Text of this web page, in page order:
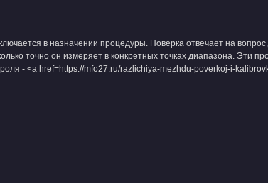
в назначении процедуры. Поверка отвечает на
точно он измеряет в конкретных точках диапазона. Эти
- <a href=https://mfo27.ru/razlichiya-mezhdu-poverkoj-i-